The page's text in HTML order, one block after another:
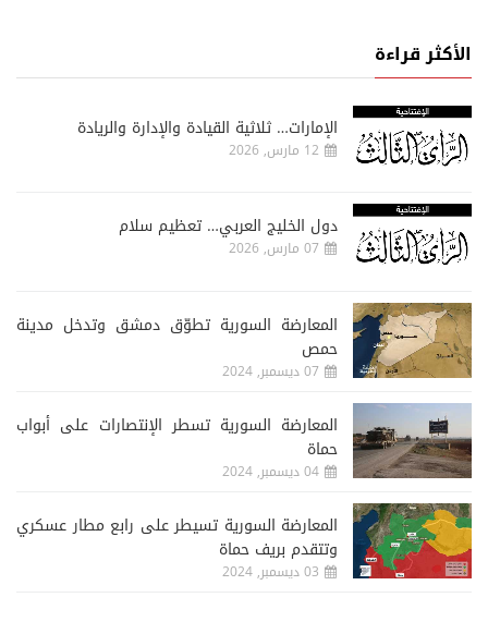
الأكثر قراءة
الإمارات… ثلاثية القيادة والإدارة والريادة
12 مارس, 2026
دول الخليج العربي… تعظيم سلام
07 مارس, 2026
المعارضة السورية تطوّق دمشق وتدخل مدينة
حمص
07 ديسمبر, 2024
المعارضة السورية تسطر الإنتصارات على أبواب
حماة
04 ديسمبر, 2024
المعارضة السورية تسيطر على رابع مطار عسكري
وتتقدم بريف حماة
03 ديسمبر, 2024